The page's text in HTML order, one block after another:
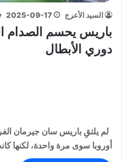
السيد الأعرج 2025-09-17
باريس يحسم الصدام
دوري الأبطال
لم يلتقِ باريس سان جيرمان
أوروبا سوى مرة واحدة، لكنها